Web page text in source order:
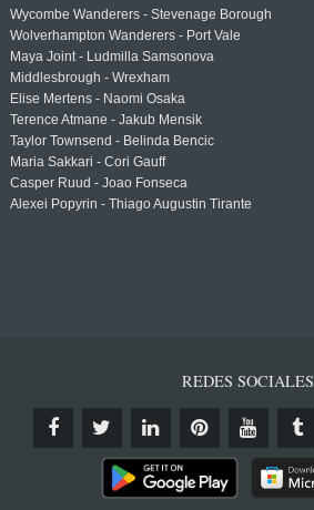
Wycombe Wanderers - Stevenage Borough
Wolverhampton Wanderers - Port Vale
Maya Joint - Ludmilla Samsonova
Middlesbrough - Wrexham
Elise Mertens - Naomi Osaka
Terence Atmane - Jakub Mensik
Taylor Townsend - Belinda Bencic
Maria Sakkari - Cori Gauff
Casper Ruud - Joao Fonseca
Alexei Popyrin - Thiago Augustin Tirante
REDES SOCIALES